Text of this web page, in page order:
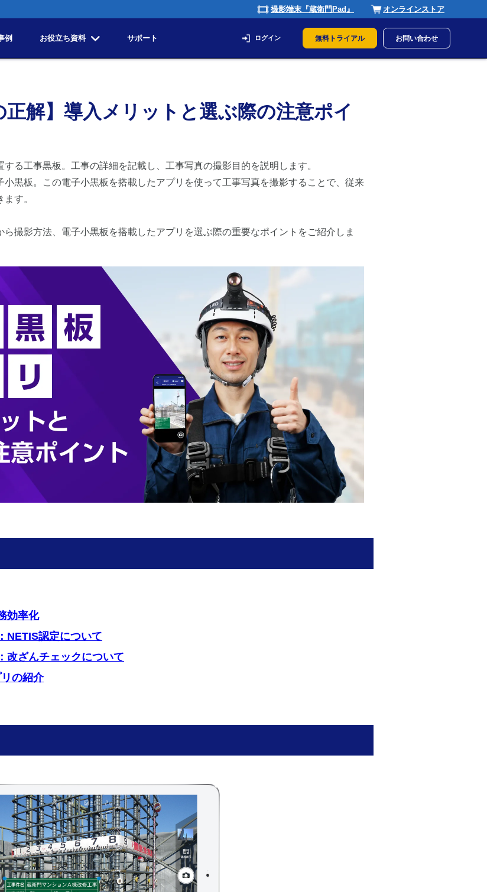
撮影端末『蔵衛門Pad』 オンラインストア
例 お役立ち資料 サポート ログイン 無料トライアル お問い合わせ
正解】導入メリットと選ぶ際の注意ポイ
る工事黒板。工事の詳細を記載し、工事写真の撮影目的を説明します。
黒板。この電子小黒板を搭載したアプリを使って工事写真を撮影することで、従来
す。
撮影方法、電子小黒板を搭載したアプリを選ぶ際の重要なポイントをご紹介しま
効率化
NETIS認定について
改ざんチェックについて
の紹介